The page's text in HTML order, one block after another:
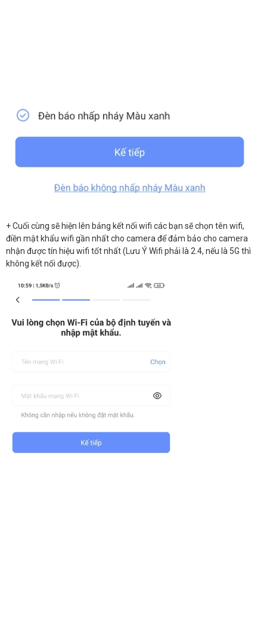
+ Cuối cùng sẽ hiện lên bảng kết nối wifi các bạn sẽ chọn tên wifi,
điền mật khẩu wifi gần nhất cho camera để đảm bảo cho camera
nhận được tín hiệu wifi tốt nhất (Lưu Ý Wifi phải là 2.4, nếu là 5G thì
không kết nối được).